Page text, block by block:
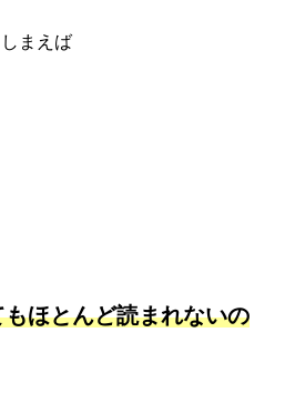
まえば
ほとんど読まれないの